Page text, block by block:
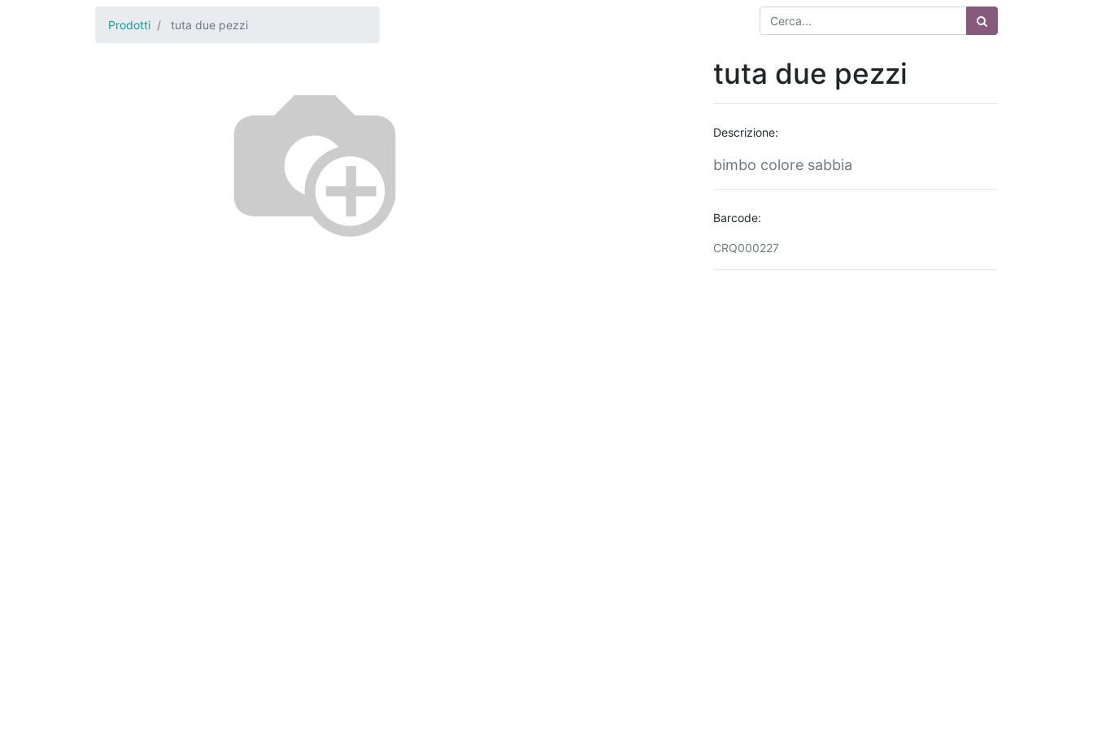
Prodotti tuta due pezzi
tuta due pezzi
Descrizione:
bimbo colore sabbia
Barcode:
CRQ000227